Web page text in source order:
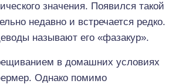
значения. Появился такой
недавно и встречается редко.
называют его «фазакур».
в домашних условиях
Однако помимо